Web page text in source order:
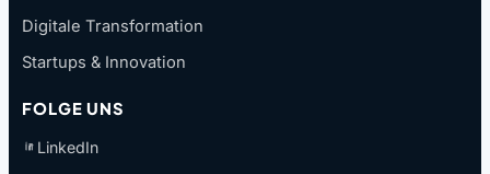
Digitale Transformation
Startups & Innovation
FOLGE UNS
LinkedIn